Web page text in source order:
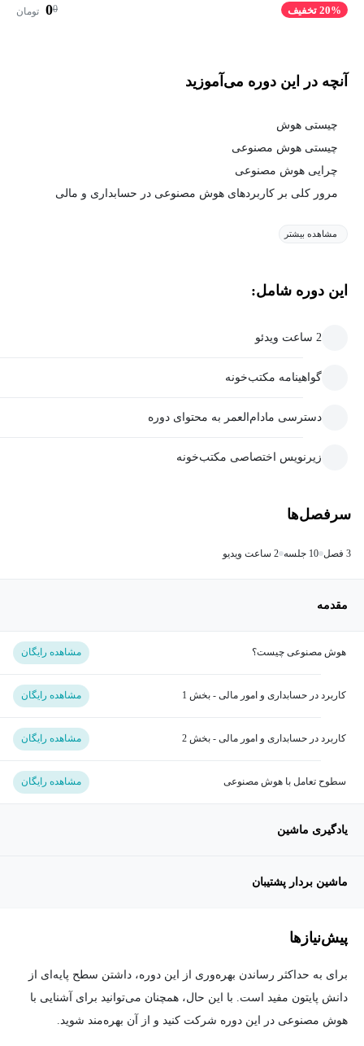
20% تخفیف 0
0 تومان
آنچه در این دوره می‌آموزید
چیستی هوش
چیستی هوش مصنوعی
چرایی هوش مصنوعی
مرور کلی بر کاربردهای هوش مصنوعی در حسابداری و مالی
مشاهده بیشتر
این دوره شامل:
2 ساعت ویدئو
گواهینامه مکتب‌خونه
دسترسی مادام‌العمر به محتوای دوره
زیرنویس اختصاصی مکتب‌خونه
سرفصل‌ها
3 فصل 10 جلسه 2 ساعت ویدیو
مقدمه
هوش مصنوعی چیست؟ مشاهده رایگان
کاربرد در حسابداری و امور مالی - بخش 1 مشاهده رایگان
کاربرد در حسابداری و امور مالی - بخش 2 مشاهده رایگان
سطوح تعامل با هوش مصنوعی مشاهده رایگان
یادگیری ماشین
ماشین بردار پشتیبان
پیش‌نیاز‌ها
برای به حداکثر رساندن بهره‌وری از این دوره، داشتن سطح پایه‌ای از
دانش پایتون مفید است. با این حال، همچنان می‌توانید برای آشنایی با
هوش مصنوعی در این دوره شرکت کنید و از آن بهره‌مند شوید.